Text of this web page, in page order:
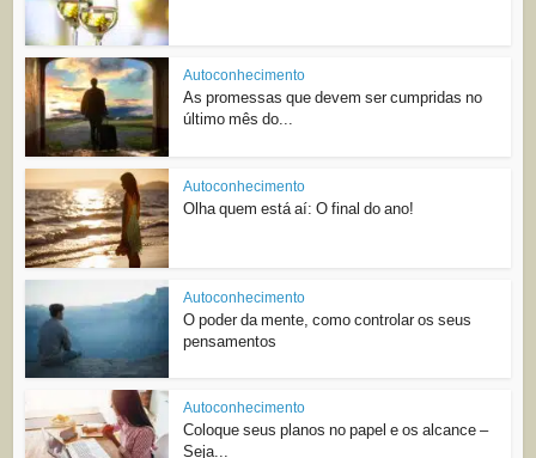
Autoconhecimento
As promessas que devem ser cumpridas no
último mês do...
Autoconhecimento
Olha quem está aí: O final do ano!
Autoconhecimento
O poder da mente, como controlar os seus
pensamentos
Autoconhecimento
Coloque seus planos no papel e os alcance –
Seja...